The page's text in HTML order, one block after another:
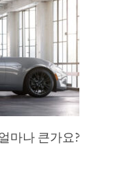
마나 큰가요?